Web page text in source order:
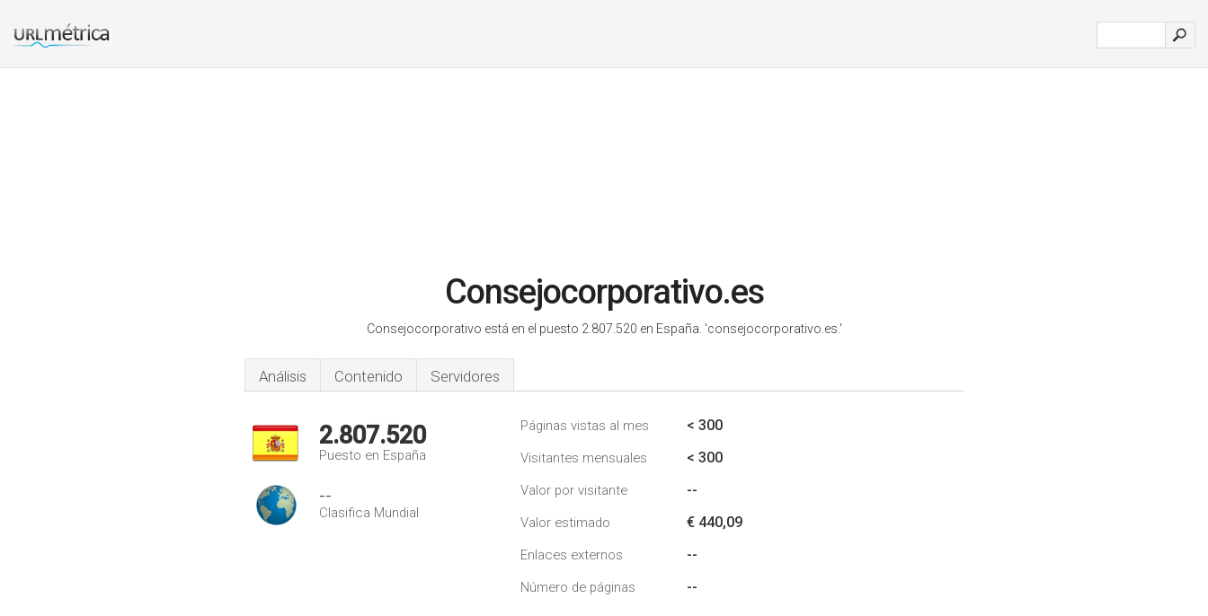
Consejocorporativo.es
Consejocorporativo está en el puesto 2.807.520 en España. 'consejocorporativo.es.'
Análisis Contenido Servidores
2.807.520
Puesto en España
--
Clasifica Mundial
Páginas vistas al mes < 300
Visitantes mensuales < 300
Valor por visitante --
Valor estimado € 440,09
Enlaces externos --
Número de páginas --